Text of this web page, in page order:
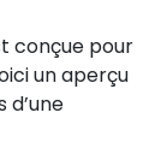
conçue pour
un aperçu